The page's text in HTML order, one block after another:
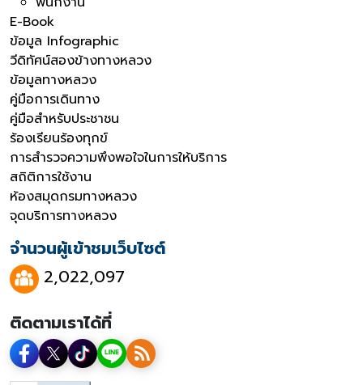
E-Book
ข้อมูล Infographic
วีดิทัศน์สองข้างทางหลวง
ข้อมูลทางหลวง
คู่มือการเดินทาง
คู่มือสำหรับประชาชน
ร้องเรียนร้องทุกข์
การสำรวจความพึงพอใจในการให้บริการ
สถิติการใช้งาน
ห้องสมุดกรมทางหลวง
จุดบริการทางหลวง
จำนวนผู้เข้าชมเว็บไซต์
2,022,097
ติดตามเราได้ที่